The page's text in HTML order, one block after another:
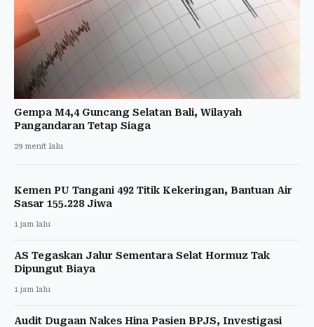
Gempa M4,4 Guncang Selatan Bali, Wilayah
Pangandaran Tetap Siaga
29 menit lalu
Kemen PU Tangani 492 Titik Kekeringan, Bantuan Air
Sasar 155.228 Jiwa
1 jam lalu
AS Tegaskan Jalur Sementara Selat Hormuz Tak
Dipungut Biaya
1 jam lalu
Audit Dugaan Nakes Hina Pasien BPJS, Investigasi